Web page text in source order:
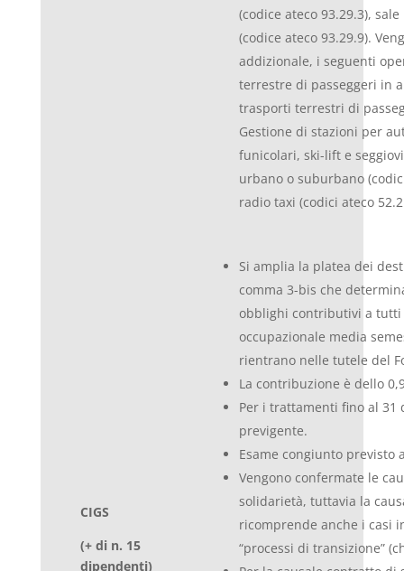
(codice ateco 93.29.3),
(codice ateco 93.29.9).
addizionale, i seguenti
terrestre di passeggeri in
trasporti terrestri di
Gestione di stazioni per
funicolari, ski-lift e
urbano o suburbano
radio taxi (codici ateco
CIGS
(+ di n. 15
dipendenti)
Si amplia la platea dei
comma 3-bis che
obblighi contributivi a
occupazionale media
rientrano nelle tutele del
La contribuzione è dello
Per i trattamenti fino al 31
previgente.
Esame congiunto previsto
Vengono confermate le
solidarietà, tuttavia la
ricomprende anche i casi
“processi di transizione”